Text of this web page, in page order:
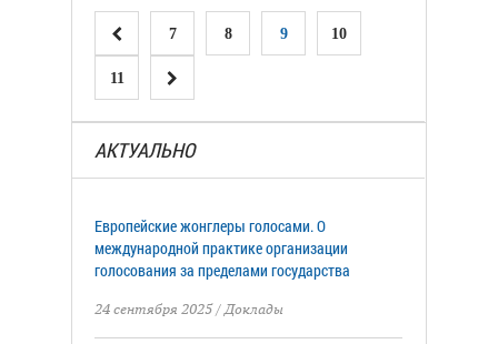
7 8 9 10
11
АКТУАЛЬНО
Европейские жонглеры голосами. О
международной практике организации
голосования за пределами государства
24 сентября 2025/ Доклады